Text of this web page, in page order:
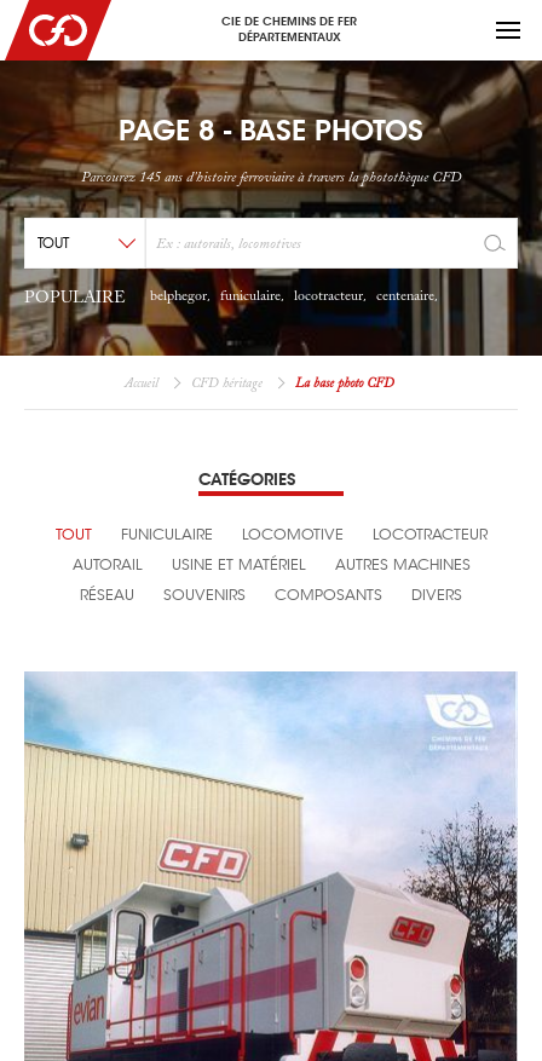
CIE DE CHEMINS DE FER
DÉPARTEMENTAUX
PAGE 8 - BASE PHOTOS
Parcourez 145 ans d'histoire ferroviaire à travers la photothèque CFD
POPULAIRE belphegor, funiculaire, locotracteur, centenaire,
Accueil CFD héritage La base photo CFD
CATÉGORIES
TOUT FUNICULAIRE LOCOMOTIVE
LOCOTRACTEUR
AUTORAIL
USINE ET MATÉRIEL
AUTRES MACHINES
RÉSEAU
SOUVENIRS COMPOSANTS DIVERS